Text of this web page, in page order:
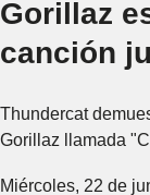
Gorillaz
canción
Thundercat
Gorillaz llamada
Miércoles, 22 de